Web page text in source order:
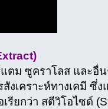
ตม ซูคราโลส และอื่น
เคราะห์ทางเคมี ซึ่ง
ยกว่า สตีวิโอไซด์